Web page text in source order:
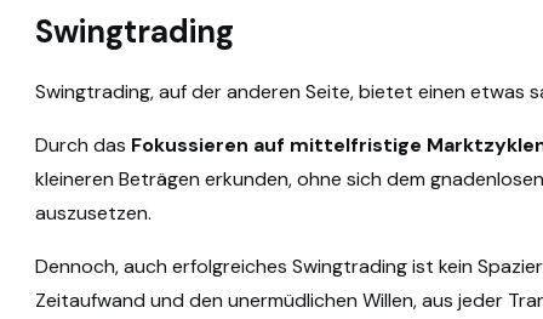
Swingtrading
Swingtrading, auf der anderen Seite, bietet einen etwas
Durch das Fokussieren auf mittelfristige
kleineren Beträgen erkunden, ohne sich dem
auszusetzen.
Dennoch, auch erfolgreiches Swingtrading ist kein
Zeitaufwand und den unermüdlichen Willen, aus jeder